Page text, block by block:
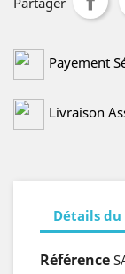
Payement
Livraison
Détails
Référence